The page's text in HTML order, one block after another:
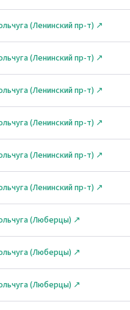
(Ленинский пр-т) ↗
(Ленинский пр-т) ↗
(Ленинский пр-т) ↗
(Ленинский пр-т) ↗
(Ленинский пр-т) ↗
(Ленинский пр-т) ↗
(Люберцы) ↗
(Люберцы) ↗
(Люберцы) ↗